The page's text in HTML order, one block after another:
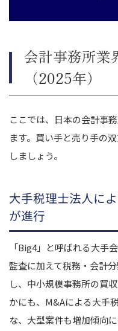
会計事務所業
（2025年）
ここでは、日本の会計事
ます。買い手と売り手の
しましょう。
大手税理士法人に
が進行
「Big4」と呼ばれる大手
監査に加えて税務・会計
し、中小規模事務所の買
かにも、M&Aによる大手
な、大型案件も増加傾向に